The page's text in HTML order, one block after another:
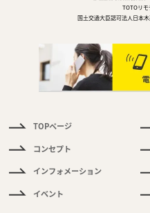
TOTOリモ
国土交通大臣認可法人日本
TOPページ
コンセプト
インフォメーション
イベント